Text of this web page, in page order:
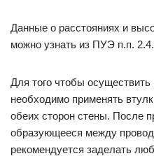
Данные о расстояниях и
можно узнать из ПУЭ п.п.
Для того чтобы
необходимо применять
обеих сторон стены. После
образующееся между
рекомендуется заделать